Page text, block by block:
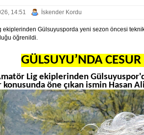
14:51 İskender Kordu
ekiplerinden Gülsuyusporda yeni sezon öncesi
öğrenildi.
GÜLSUYU’NDA CESUR
Lig ekiplerinden
öne çıkan ismin Hasan